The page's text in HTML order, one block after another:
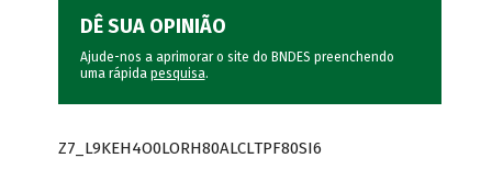
DÊ SUA OPINIÃO
Ajude-nos a aprimorar o site do BNDES preenchendo
uma rápida pesquisa.
Z7_L9KEH4O0LORH80ALCLTPF80SI6